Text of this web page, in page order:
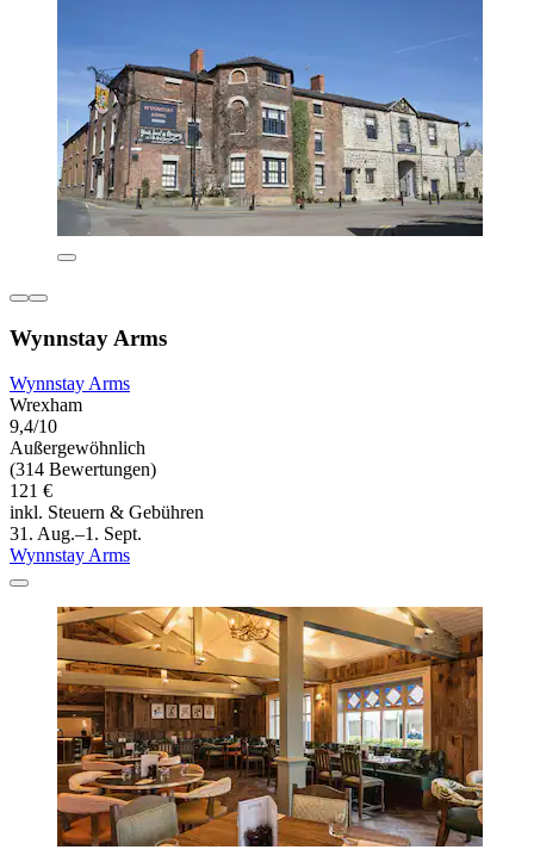
Wynnstay Arms
Wynnstay Arms
Wrexham
9,4/10
Außergewöhnlich
(314 Bewertungen)
121 €
inkl. Steuern & Gebühren
31. Aug.–1. Sept.
Wynnstay Arms